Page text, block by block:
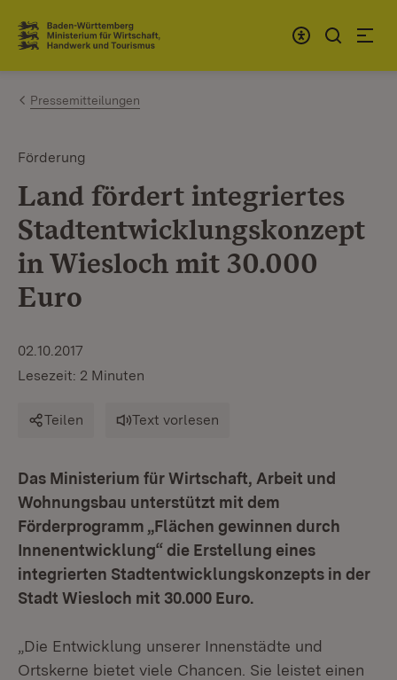
Zum Inhalt springen
Link zur Startseite
Pressemitteilungen
Förderung
Land fördert integriertes
Stadtentwicklungskonzept
in Wiesloch mit 30.000
Euro
02.10.2017
Lesezeit: 2 Minuten
Teilen Text vorlesen
Das Ministerium für Wirtschaft, Arbeit und
Wohnungsbau unterstützt mit dem
Förderprogramm „Flächen gewinnen durch
Innenentwicklung“ die Erstellung eines
integrierten Stadtentwicklungskonzepts in der
Stadt Wiesloch mit 30.000 Euro.
„Die Entwicklung unserer Innenstädte und
Ortskerne bietet viele Chancen. Sie leistet einen